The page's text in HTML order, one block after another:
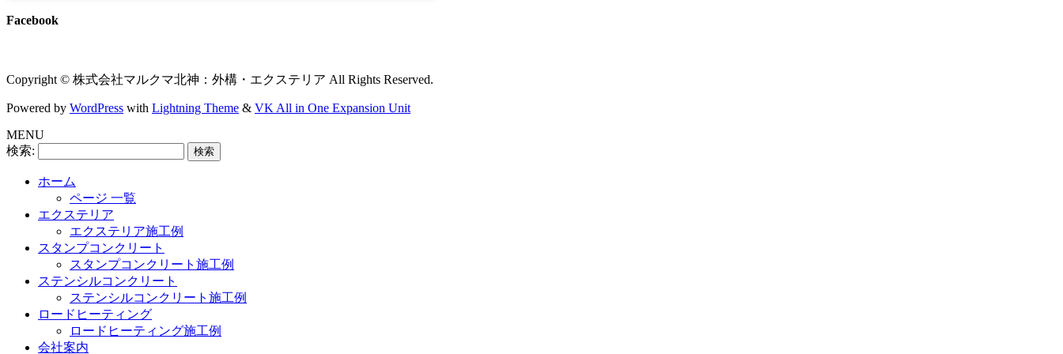
Facebook
Copyright © 株式会社マルクマ北神：外構・エクステリア All Rights Reserved.
Powered by WordPress with Lightning Theme & VK All in One Expansion Unit
MENU
検索:
ホーム
ページ 一覧
エクステリア
エクステリア施工例
スタンプコンクリート
スタンプコンクリート施工例
ステンシルコンクリート
ステンシルコンクリート施工例
ロードヒーティング
ロードヒーティング施工例
会社案内